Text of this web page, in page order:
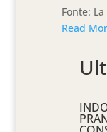
Fonte:
Read